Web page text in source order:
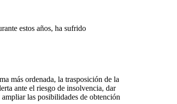
estos años, ha sufrido
más ordenada, la trasposición de la
ante el riesgo de insolvencia, dar
las posibilidades de obtención